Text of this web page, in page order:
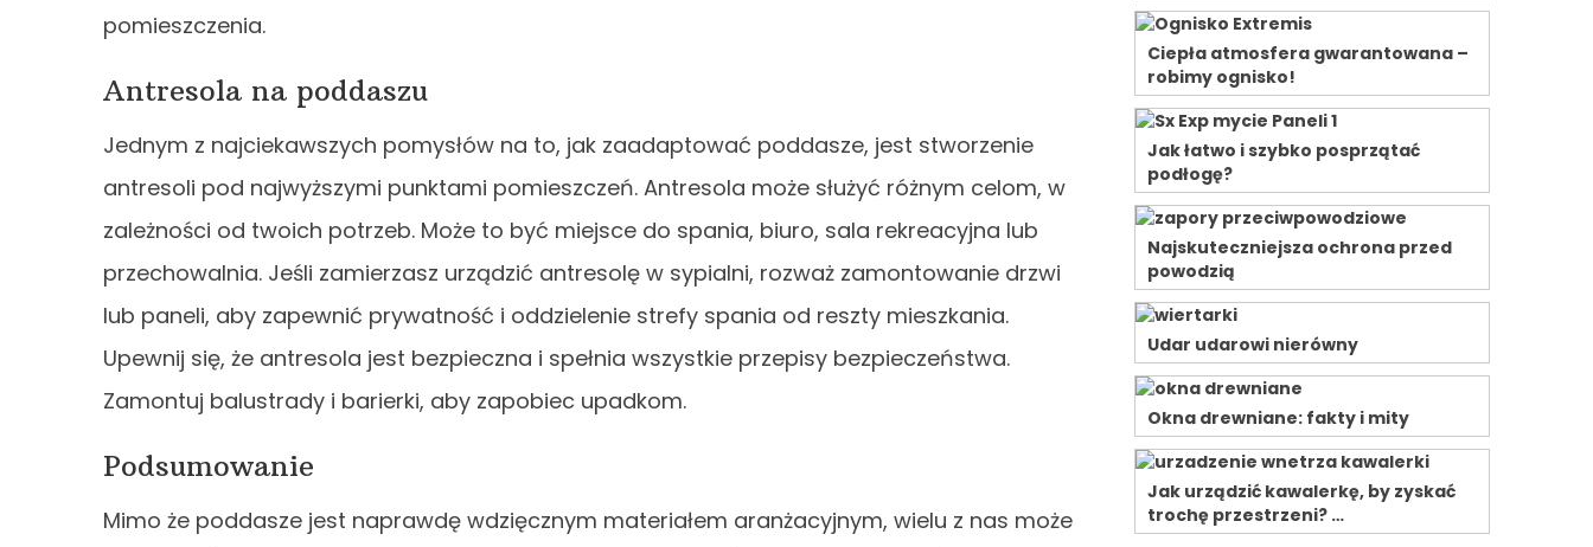
pomieszczenia.
Antresola na poddaszu
Jednym z najciekawszych pomysłów na to, jak zaadaptować poddasze, jest stworzenie
antresoli pod najwyższymi punktami pomieszczeń. Antresola może służyć różnym celom, w
zależności od twoich potrzeb. Może to być miejsce do spania, biuro, sala rekreacyjna lub
przechowalnia. Jeśli zamierzasz urządzić antresolę w sypialni, rozważ zamontowanie drzwi
lub paneli, aby zapewnić prywatność i oddzielenie strefy spania od reszty mieszkania.
Upewnij się, że antresola jest bezpieczna i spełnia wszystkie przepisy bezpieczeństwa.
Zamontuj balustrady i barierki, aby zapobiec upadkom.
Podsumowanie
Mimo że poddasze jest naprawdę wdzięcznym materiałem aranżacyjnym, wielu z nas może
Ciepła atmosfera gwarantowana –
robimy ognisko!
Jak łatwo i szybko posprzątać
podłogę?
Najskuteczniejsza ochrona przed
powodzią
Udar udarowi nierówny
Okna drewniane: fakty i mity
Jak urządzić kawalerkę, by zyskać
trochę przestrzeni? …